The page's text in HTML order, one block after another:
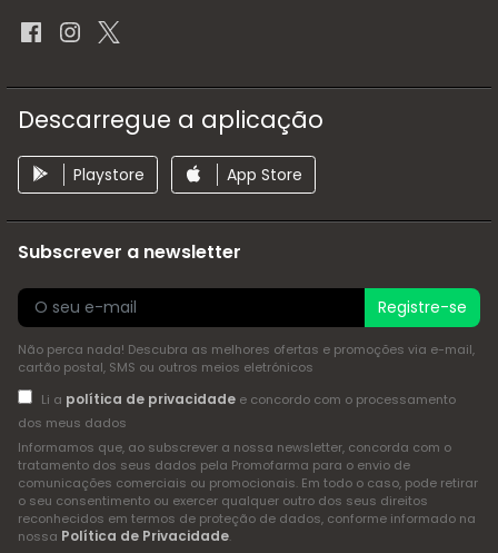
Descarregue a aplicação
Playstore App Store
Subscrever a newsletter
Registre-se
Não perca nada! Descubra as melhores ofertas e promoções via e-mail,
cartão postal, SMS ou outros meios eletrónicos
Li a política de privacidadee concordo com o processamento
dos meus dados
Informamos que, ao subscrever a nossa newsletter, concorda com o
tratamento dos seus dados pela Promofarma para o envio de
comunicações comerciais ou promocionais. Em todo o caso, pode retirar
o seu consentimento ou exercer qualquer outro dos seus direitos
reconhecidos em termos de proteção de dados, conforme informado na
nossa Política de Privacidade.